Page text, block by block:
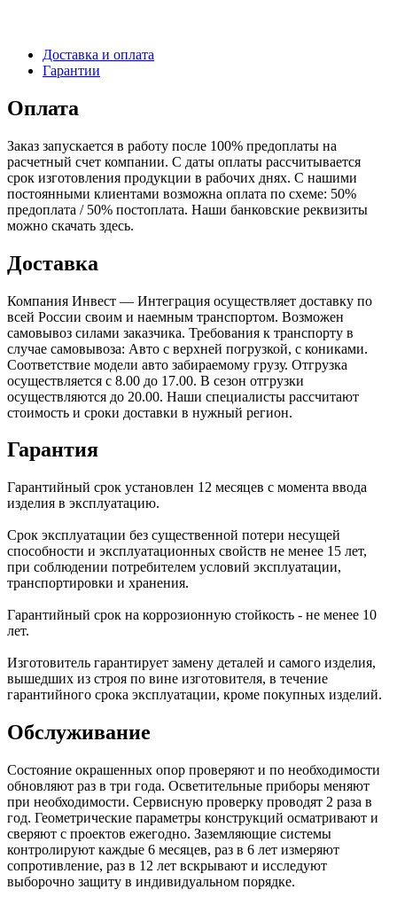
Доставка и оплата
Гарантии
Оплата
Заказ запускается в работу после 100% предоплаты на
расчетный счет компании. С даты оплаты рассчитывается
срок изготовления продукции в рабочих днях. С нашими
постоянными клиентами возможна оплата по схеме: 50%
предоплата / 50% постоплата. Наши банковские реквизиты
можно скачать здесь.
Доставка
Компания Инвест — Интеграция осуществляет доставку по
всей России своим и наемным транспортом. Возможен
самовывоз силами заказчика. Требования к транспорту в
случае самовывоза: Авто с верхней погрузкой, с кониками.
Соответствие модели авто забираемому грузу. Отгрузка
осуществляется с 8.00 до 17.00. В сезон отгрузки
осуществляются до 20.00. Наши специалисты рассчитают
стоимость и сроки доставки в нужный регион.
Гарантия
Гарантийный срок установлен 12 месяцев с момента ввода
изделия в эксплуатацию.
Срок эксплуатации без существенной потери несущей
способности и эксплуатационных свойств не менее 15 лет,
при соблюдении потребителем условий эксплуатации,
транспортировки и хранения.
Гарантийный срок на коррозионную стойкость - не менее 10
лет.
Изготовитель гарантирует замену деталей и самого изделия,
вышедших из строя по вине изготовителя, в течение
гарантийного срока эксплуатации, кроме покупных изделий.
Обслуживание
Состояние окрашенных опор проверяют и по необходимости
обновляют раз в три года. Осветительные приборы меняют
при необходимости. Сервисную проверку проводят 2 раза в
год. Геометрические параметры конструкций осматривают и
сверяют с проектов ежегодно. Заземляющие системы
контролируют каждые 6 месяцев, раз в 6 лет измеряют
сопротивление, раз в 12 лет вскрывают и исследуют
выборочно защиту в индивидуальном порядке.